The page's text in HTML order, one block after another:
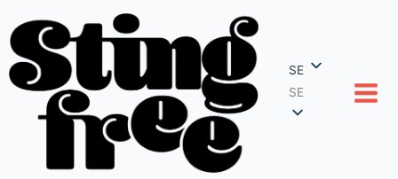
till
innehåll
SE
SE